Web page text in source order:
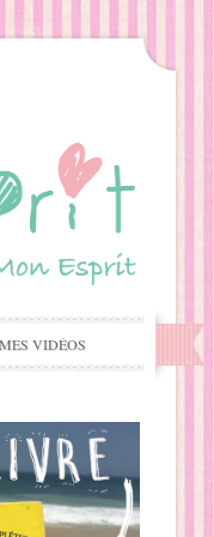
MES VIDÉOS